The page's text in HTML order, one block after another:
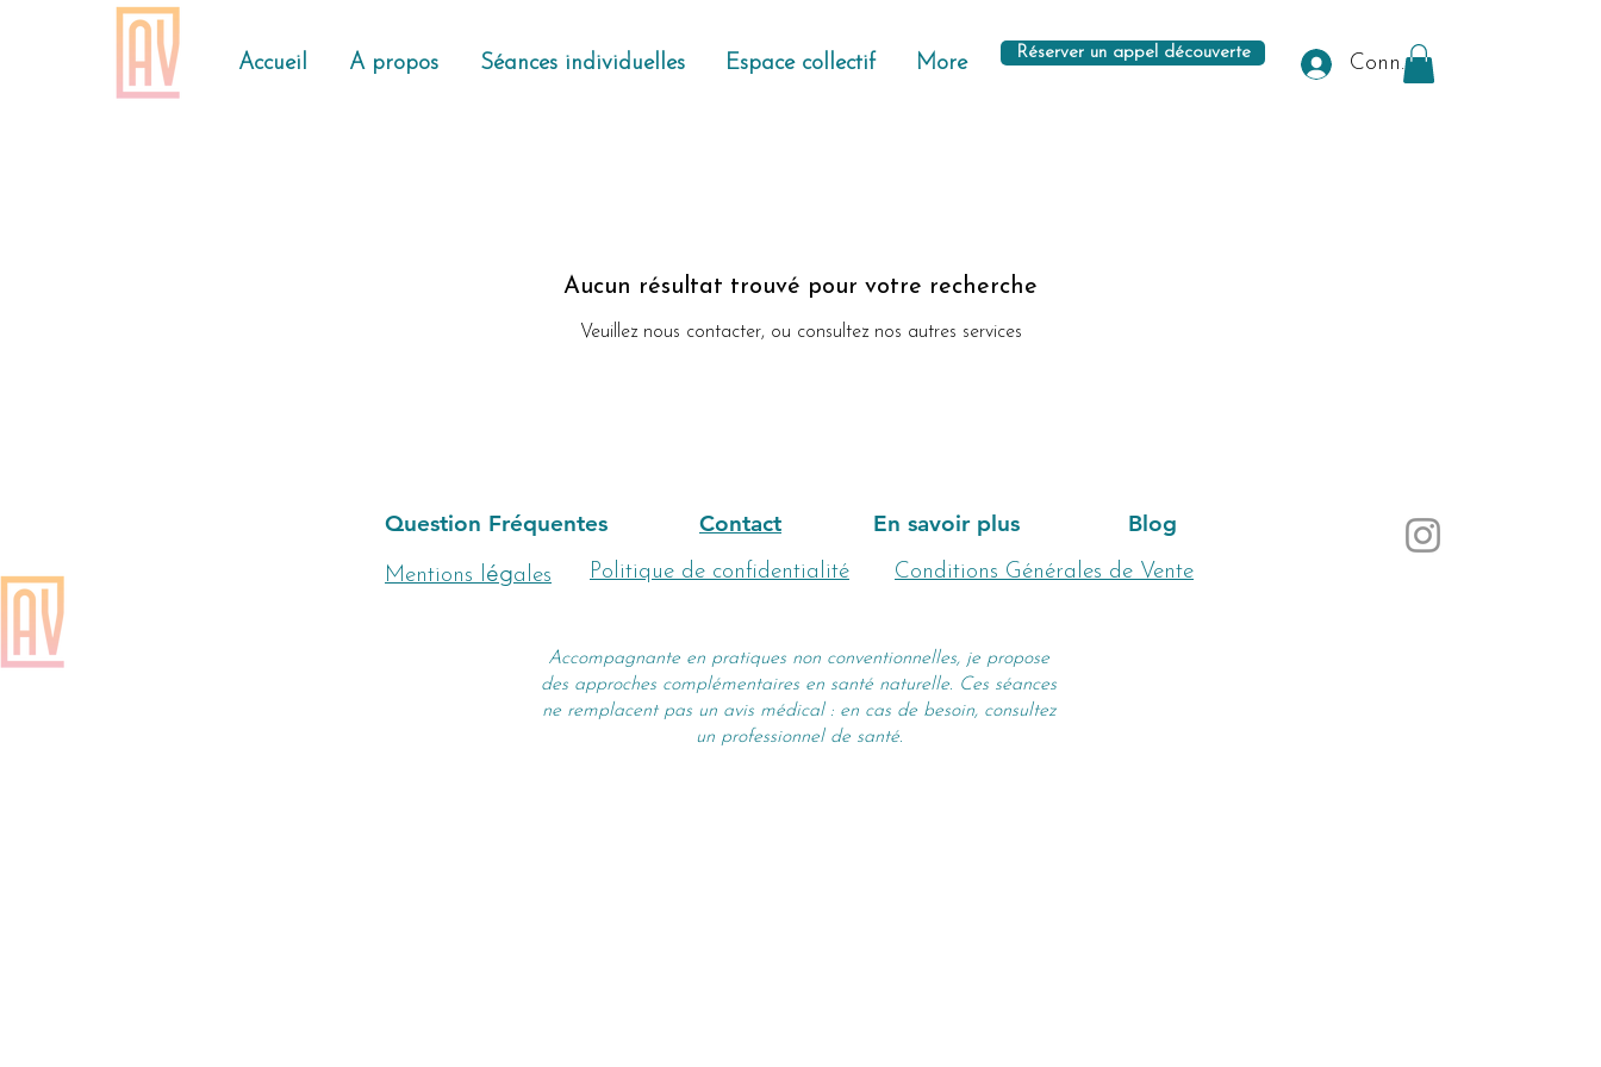
Accueil A propos Séances individuelles Espace collectif More Réserver un appel découverte Connexion
Aucun résultat trouvé pour votre recherche
Veuillez nous contacter, ou consultez nos autres services
Question Fréquentes Contact
Mentions légales Politique de confidentialité
En savoir plus Blog
Conditions Générales de Vente
Accompagnante en pratiques non conventionnelles, je propose
des approches complémentaires en santé naturelle. Ces séances
ne remplacent pas un avis médical : en cas de besoin, consultez
un professionnel de santé.